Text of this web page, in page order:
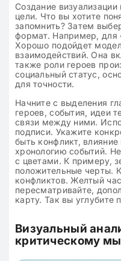
Создание
цели. Что вы хотите
запомнить? Затем
формат. Например, для
Хорошо подойдет
взаимодействий. Она
также роли героев
социальный статус,
для точности.
Начните с выделения
героев, события, идеи
связи между ними.
подписи. Укажите
быть конфликт,
хронологию событий.
с цветами. К примеру,
положительные черты.
конфликтов. Желтый
пересматривайте,
карту. Так вы углубите
Визуальный
критическому